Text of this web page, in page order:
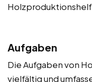
Aufgaben
Die Aufgaben von
vielfältig und